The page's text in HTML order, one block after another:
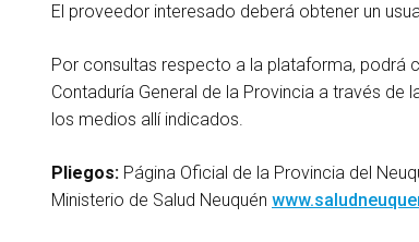
El proveedor interesado deberá obtener un
Por consultas respecto a la plataforma, podrá
Contaduría General de la Provincia a través de
los medios allí indicados.
Pliegos: Página Oficial de la Provincia del
Ministerio de Salud Neuquén